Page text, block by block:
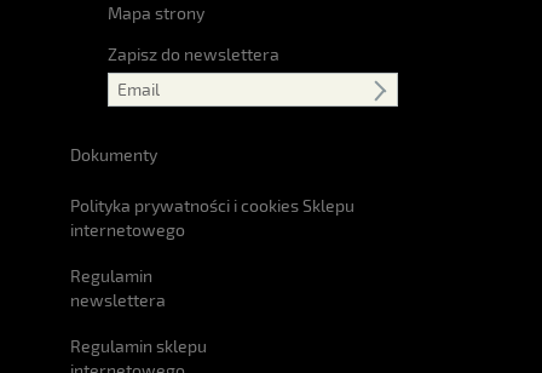
Mapa strony
Zapisz do newslettera
Dokumenty
Polityka prywatności i cookies Sklepu
internetowego
Regulamin
newslettera
Regulamin sklepu